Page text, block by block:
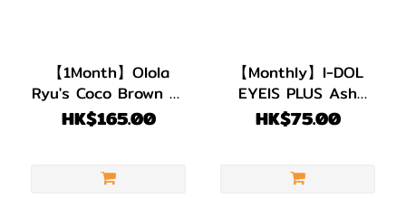
【1Month】Olola
Ryu's Coco Brown 高
光定位 月拋｜1盒2片
HK$165.00
【Monthly】I-DOL
EYEIS PLUS Ash
Brown 月拋｜1盒1片
HK$75.00